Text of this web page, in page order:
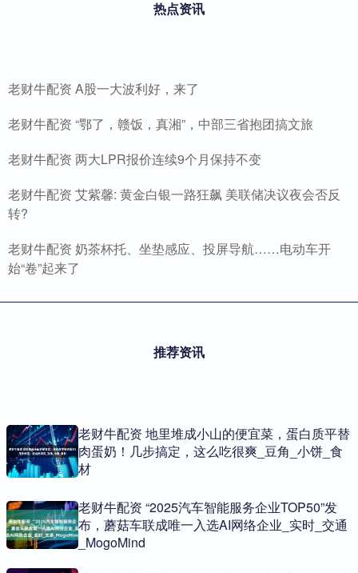
热点资讯
老财牛配资 A股一大波利好，来了
老财牛配资 “鄂了，赣饭，真湘”，中部三省抱团搞文旅
老财牛配资 两大LPR报价连续9个月保持不变
老财牛配资 艾紫馨: 黄金白银一路狂飙 美联储决议夜会否反
转?
老财牛配资 奶茶杯托、坐垫感应、投屏导航……电动车开
始“卷”起来了
推荐资讯
老财牛配资 地里堆成小山的便宜菜，蛋白质平替
肉蛋奶！几步搞定，这么吃很爽_豆角_小饼_食
材
老财牛配资 “2025汽车智能服务企业TOP50”发
布，蘑菇车联成唯一入选AI网络企业_实时_交通
_MogoMind